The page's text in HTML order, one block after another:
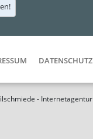
DATENSCHUTZ
- Internetagentur